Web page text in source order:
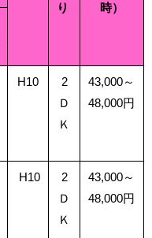
り
時）
H10
2
Ｄ
Ｋ
43,000～
48,000円
H10
2
Ｄ
Ｋ
43,000～
48,000円